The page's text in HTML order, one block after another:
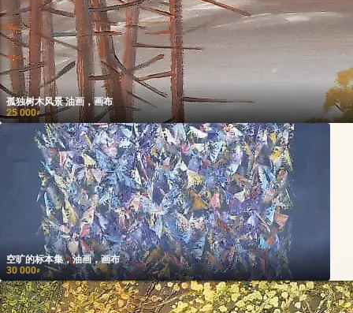
孤独树木风景 油画，画布
25 000₽
空旷的标本集，油画，画布
30 000₽